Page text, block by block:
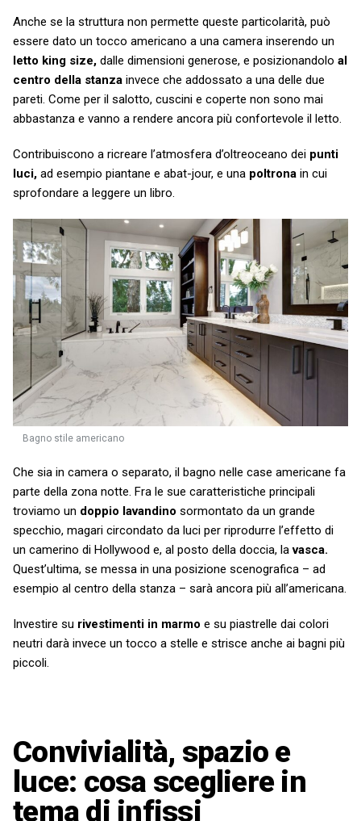
Anche se la struttura non permette queste particolarità, può
essere dato un tocco americano a una camera inserendo un
letto king size, dalle dimensioni generose, e posizionandolo al
centro della stanza invece che addossato a una delle due
pareti. Come per il salotto, cuscini e coperte non sono mai
abbastanza e vanno a rendere ancora più confortevole il letto.
Contribuiscono a ricreare l’atmosfera d’oltreoceano dei punti
luci, ad esempio piantane e abat-jour, e una poltrona in cui
sprofondare a leggere un libro.
Bagno stile americano
Che sia in camera o separato, il bagno nelle case americane fa
parte della zona notte. Fra le sue caratteristiche principali
troviamo un doppio lavandino sormontato da un grande
specchio, magari circondato da luci per riprodurre l’effetto di
un camerino di Hollywood e, al posto della doccia, lavasca.
Quest’ultima, se messa in una posizione scenografica – ad
esempio al centro della stanza – sarà ancora più all’americana.
Investire su rivestimenti in marmo e su piastrelle dai colori
neutri darà invece un tocco a stelle e strisce anche ai bagni più
piccoli.
Convivialità, spazio e
luce: cosa scegliere in
tema di infissi